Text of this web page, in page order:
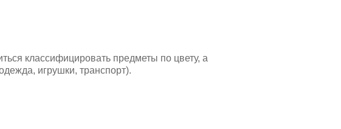
классифицировать предметы по цвету, а
игрушки, транспорт).